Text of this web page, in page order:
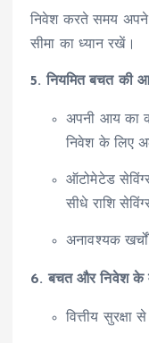
निवेश करते समय अपने
सीमा का ध्यान रखें।
5. नियमित बचत की
अपनी आय का
निवेश के लिए
ऑटोमेटेड
सीधे राशि
अनावश्यक
6. बचत और निवेश के
वित्तीय सुरक्षा